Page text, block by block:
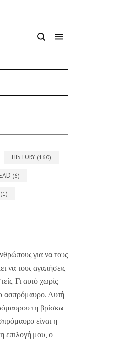
HISTORY (160)
(6)
(1)
για να τους
να τους αγαπήσεις
Γι αυτό χωρίς
ασπρόμαυρο. Αυτή
τη βρίσκω
είναι η
επιλογή μου, ο